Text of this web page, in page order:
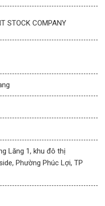
STOCK COMPANY
Lăng 1, khu đô thị
Phường Phúc Lợi, TP